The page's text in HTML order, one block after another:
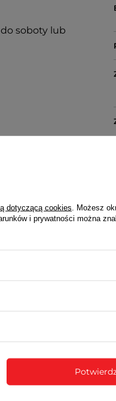
soboty lub
lub fakturę VAT)
SB3658.6
potwierdzona zakupem
dotyczącą cookies . Możesz
i prywatności można